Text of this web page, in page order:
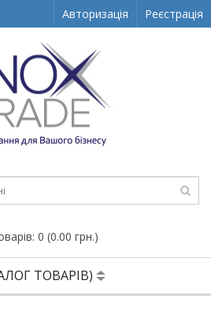
Авторизація Реєстрація
0 (0.00 грн.)
ТОВАРІВ)